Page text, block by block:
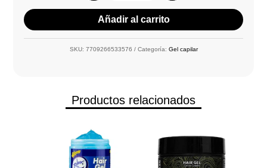
Añadir al carrito
SKU: 7709266533576 Categoría: Gel capilar
Productos relacionados